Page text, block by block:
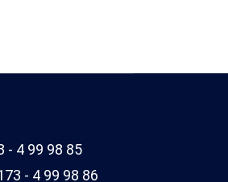
- 4 99 98 85
- 4 99 98 86